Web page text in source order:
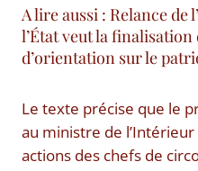
A lire aussi : Relance de
l’État veut la
d’orientation sur le
Le texte précise que le
au ministre de l’Intérieur
actions des chefs de